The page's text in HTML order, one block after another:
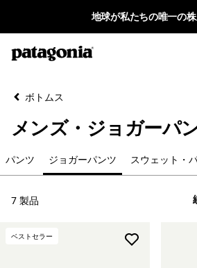
地球が私たちの唯一の
絞り込み／並び替え
絞り込み
カテゴリー
パンツ
ジョガーパンツ
スウェット・パンツ
タイツ／レギンス
ボトムス
メンズ・ジョガーパ
パンツ ジョガーパンツ スウェット・
7 製品
ベストセラー